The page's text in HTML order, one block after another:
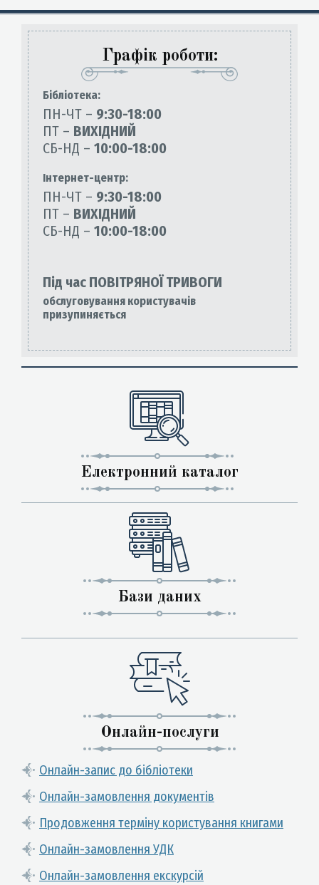
Графік роботи:
Бiблiотека:
ПН-ЧТ – 9:30-18:00
ПТ – ВИХІДНИЙ
СБ-НД – 10:00-18:00
Інтернет-центр:
ПН-ЧТ – 9:30-18:00
ПТ – ВИХІДНИЙ
СБ-НД – 10:00-18:00
Під час ПОВІТРЯНОЇ ТРИВОГИ
обслуговування користувачів
призупиняється
Електронний каталог
Бази даних
Онлайн-послуги
Онлайн-запис до бібліотеки
Онлайн-замовлення документів
Продовження терміну користування книгами
Онлайн-замовлення УДК
Онлайн-замовлення екскурсій